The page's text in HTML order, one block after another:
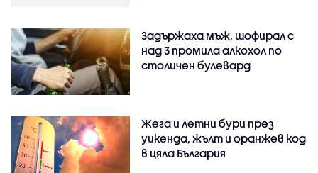
Задържаха мъж, шофирал с
над 3 промила алкохол по
столичен булевард
Жега и летни бури през
уикенда, жълт и оранжев код
в цяла България